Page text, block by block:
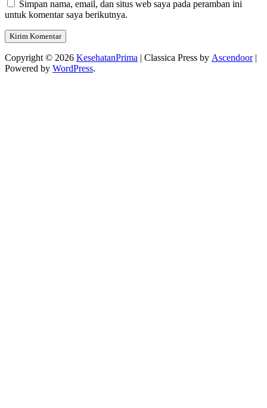
Simpan nama, email, dan situs web saya pada peramban ini
untuk komentar saya berikutnya.
Copyright © 2026 KesehatanPrima | Classica Press by Ascendoor|
Powered by WordPress.